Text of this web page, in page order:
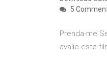
5
Prenda-me
avalie este